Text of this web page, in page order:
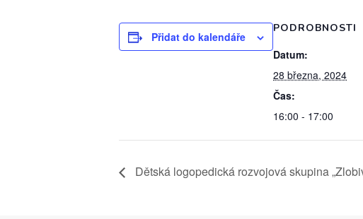
Přidat do kalendáře
PODROBNOSTI
Datum:
28 března, 2024
Čas:
16:00 - 17:00
Dětská logopedická rozvojová skupina